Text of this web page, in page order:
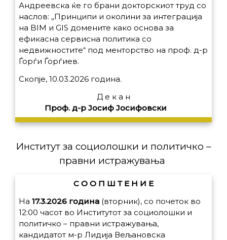
Андреевска ќе го брани докторскиот труд со
наслов: „Принципи и околини за интеграција
на BIM и GIS домените како основа за
ефикасна сервисна политика со
недвижностите“ под менторство на проф. д-р
Ѓорѓи Ѓорѓиев.
Скопје, 10.03.2026 година.
Д е к а н
Проф. д-р Јосиф Јосифовски
Институт за социолошки и политичко –
правни истражувања
С О О П Ш Т Е Н И Е
На 17.3.2026 година (вторник), со почеток во
12:00 часот во Институтот за социолошки и
политичко – правни истражувања,
кандидатот м-р Лидија Вељановска